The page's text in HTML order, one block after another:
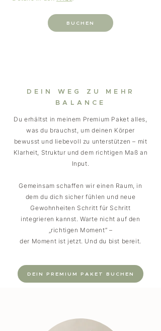
BUCHEN
DEIN WEG ZU MEHR
BALANCE
Du erhältst in meinem Premium Paket alles,
was du brauchst, um deinen Körper
bewusst und liebevoll zu unterstützen – mit
Klarheit, Struktur und dem richtigen Maß an
Input.
Gemeinsam schaffen wir einen Raum, in
dem du dich sicher fühlen und neue
Gewohnheiten Schritt für Schritt
integrieren kannst. Warte nicht auf den
„richtigen Moment“ –
der Moment ist jetzt. Und du bist bereit.
DEIN PREMIUM PAKET BUCHEN